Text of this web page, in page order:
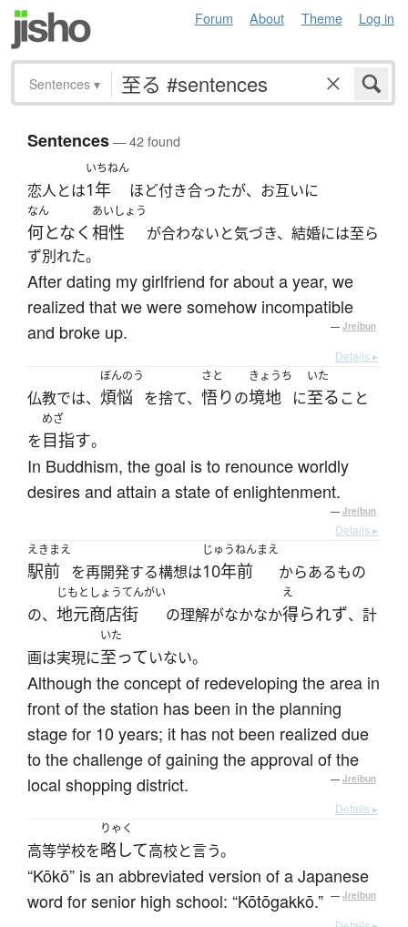
Forum About Theme Log in
Sentences ▾
Sentences— 42 found
恋人とは
いちねん
1年 ほど付き合ったが、お互いに
なん
何となく
あいしょう
相性
が合わないと気づき、結婚には至ら
ず別れた。
After dating my girlfriend for about a year, we
realized that we were somehow incompatible
and broke up.
— Jreibun
Details ▸
仏教では、
ぼんのう
煩悩 を捨て、
さと
悟りの
きょうち
境地 に
いた
至ること
を
めざ
目指す。
In Buddhism, the goal is to renounce worldly
desires and attain a state of enlightenment.
— Jreibun
Details ▸
えきまえ
駅前 を再開発する構想は
じゅうねんまえ
10年前 からあるもの
の、
じもと
地元
しょうてんがい
商店街 の理解がなかなか
え
得られず、計
画は実現に
いた
至っていない。
Although the concept of redeveloping the area in
front of the station has been in the planning
stage for 10 years; it has not been realized due
to the challenge of gaining the approval of the
local shopping district.
— Jreibun
Details ▸
高等学校を
りゃく
略して高校と言う。
“Kōkō” is an abbreviated version of a Japanese
word for senior high school: “Kōtōgakkō.” — Jreibun